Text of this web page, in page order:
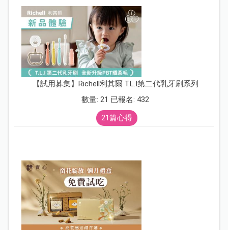
【試用募集】Richell利其爾 T.L.I第二代乳牙刷系列
數量: 21 已報名: 432
21篇心得